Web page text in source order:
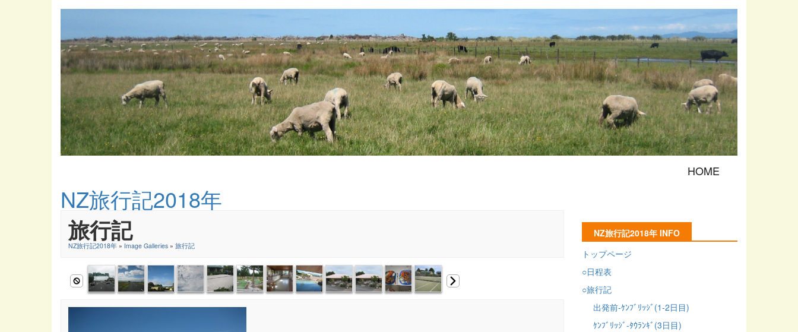
HOME
NZ旅行記2018年
旅行記
NZ旅行記2018年 » Image Galleries » 旅行記
NZ旅行記2018年 INFO
トップページ
○日程表
○旅行記
出発前-ｹﾝﾌﾞﾘｯｼﾞ(1-2日目)
ｹﾝﾌﾞﾘｯｼﾞ-ﾀｳﾗﾝｷﾞ(3日目)